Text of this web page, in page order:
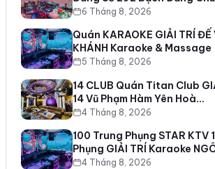
6 Tháng 8, 2026
Quán KARAOKE GIẢI TRÍ ĐẾ
KHÁNH Karaoke & Massage
5 Tháng 8, 2026
14 CLUB Quán Titan Club
14 Vũ Phạm Hàm Yên Hoà…
4 Tháng 8, 2026
100 Trung Phụng STAR KTV
Phụng GIẢI TRÍ Karaoke
4 Tháng 8, 2026